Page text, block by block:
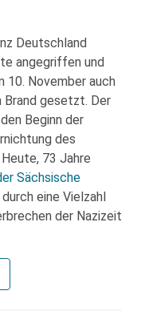
Deutschland
angegriffen und
10. November auch
Brand gesetzt. Der
Beginn der
des
73 Jahre
Sächsische
eine Vielzahl
der Nazizeit